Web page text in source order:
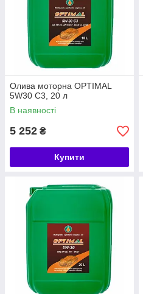
Олива моторна OPTIMAL
5W30 С3, 20 л
В наявності
5 252 ₴
Купити